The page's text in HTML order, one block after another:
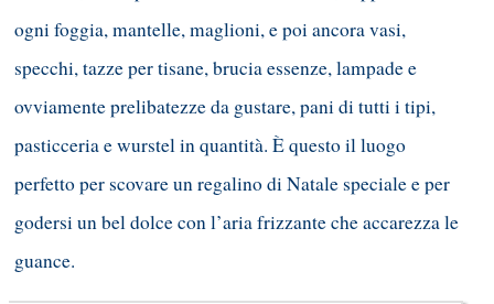
ogni foggia, mantelle, maglioni, e poi ancora vasi,
specchi, tazze per tisane, brucia essenze, lampade e
ovviamente prelibatezze da gustare, pani di tutti i tipi,
pasticceria e wurstel in quantità. È questo il luogo
perfetto per scovare un regalino di Natale speciale e per
godersi un bel dolce con l’aria frizzante che accarezza le
guance.